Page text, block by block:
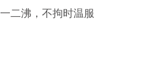
二沸，不拘时温服